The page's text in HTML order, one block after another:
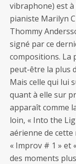
vibraphone) est
pianiste Marilyn
Thommy
signé par ce
compositions. La
peut-être la plus
Mais celle qui lui
quant à elle sur
apparaît comme
loin, « Into the
aérienne de cette
« Improv # 1 » et
des moments